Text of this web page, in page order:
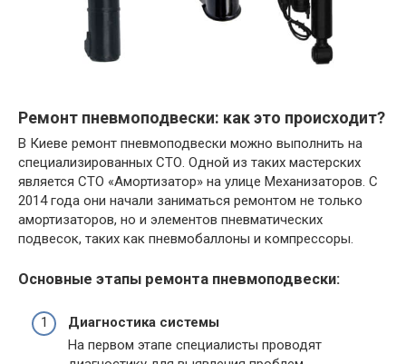
Ремонт пневмоподвески: как это происходит?
В Киеве ремонт пневмоподвески можно выполнить на
специализированных СТО. Одной из таких мастерских
является СТО «Амортизатор» на улице Механизаторов. С
2014 года они начали заниматься ремонтом не только
амортизаторов, но и элементов пневматических
подвесок, таких как пневмобаллоны и компрессоры.
Основные этапы ремонта пневмоподвески:
Диагностика системы
На первом этапе специалисты проводят